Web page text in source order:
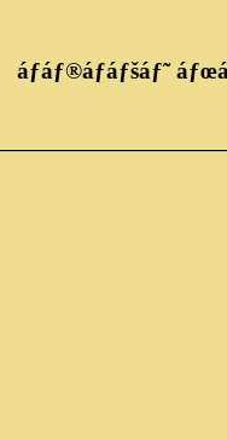
áƒáƒ®áƒáƒšáƒ˜